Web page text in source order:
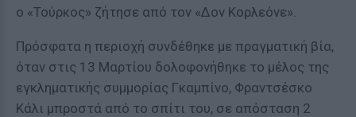
ο «Τούρκος» ζήτησε από τον «Δον Κορλεόνε».
Πρόσφατα η περιοχή συνδέθηκε με πραγματική βία,
όταν στις 13 Μαρτίου δολοφονήθηκε το μέλος της
εγκληματικής συμμορίας Γκαμπίνο, Φραντσέσκο
Κάλι μπροστά από το σπίτι του, σε απόσταση 2